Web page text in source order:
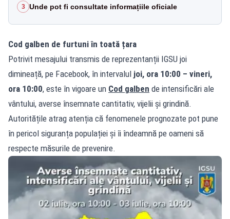
3 Unde pot fi consultate informațiile oficiale
Cod galben de furtuni în toată țara
Potrivit mesajului transmis de reprezentanții IGSU joi
dimineață, pe Facebook, în intervalul joi, ora 10:00 – vineri,
ora 10:00, este în vigoare un Cod galben de intensificări ale
vântului, averse însemnate cantitativ, vijelii și grindină.
Autoritățile atrag atenția că fenomenele prognozate pot pune
în pericol siguranța populației și îi îndeamnă pe oameni să
respecte măsurile de prevenire.